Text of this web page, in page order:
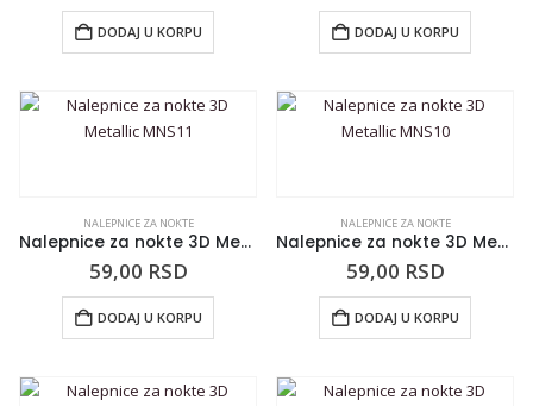
DODAJ U KORPU DODAJ U KORPU
NALEPNICE ZA NOKTE
Nalepnice za nokte 3D Metallic MNS11
59,00 RSD
DODAJ U KORPU
NALEPNICE ZA NOKTE
Nalepnice za nokte 3D Metallic MNS10
59,00 RSD
DODAJ U KORPU